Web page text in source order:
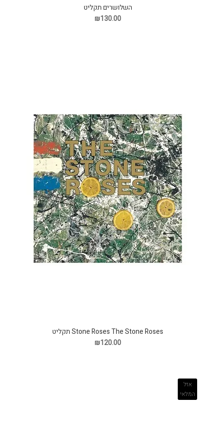
השלושרים תקליט
₪130.00
Stone Roses The Stone Roses תקליט
₪120.00
אזל
המלאי